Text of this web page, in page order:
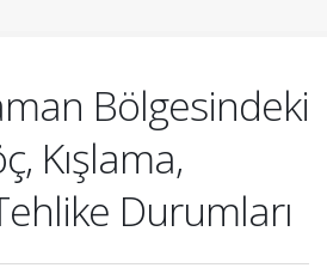
Bölgesindeki
Kışlama,
Durumları